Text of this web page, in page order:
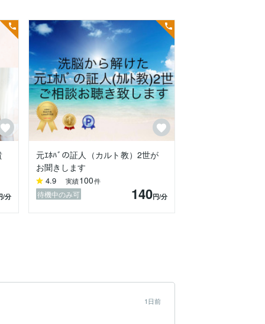
/分
元ｴﾎﾊﾞの証人（カルト教）2世が
お聞きします
4.9 実績100件
待機中のみ可 140円/分
1日前